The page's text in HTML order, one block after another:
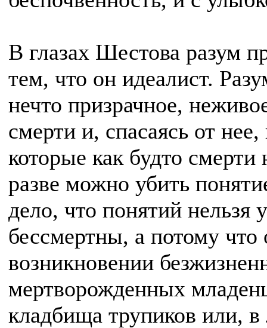
В глазах Шестова разум
тем, что он идеалист.
нечто призрачное,
смерти и, спасаясь от
которые как будто
разве можно убить
дело, что понятий нельзя
бессмертны, а потому
возникновении
мертворожденных
кладбища трупиков или,